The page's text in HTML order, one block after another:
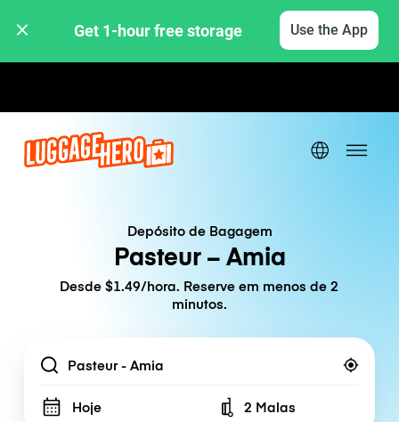
Get 1-hour free storage Use the App
Depósito de Bagagem
Pasteur – Amia
Desde $1.49/hora. Reserve em menos de 2
minutos.
Location
Hoje Number of bags
2 Malas